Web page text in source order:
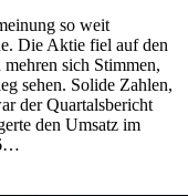
so weit
Die Aktie fiel auf den
sich Stimmen,
sehen. Solide Zahlen,
der Quartalsbericht
den Umsatz im